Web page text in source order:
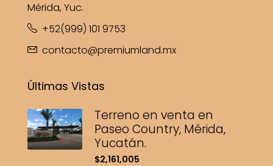
Mérida, Yuc.
+52(999) 101 9753
contacto@premiumland.mx
Últimas Vistas
Terreno en venta en
Paseo Country, Mérida,
Yucatán.
$2,161,005